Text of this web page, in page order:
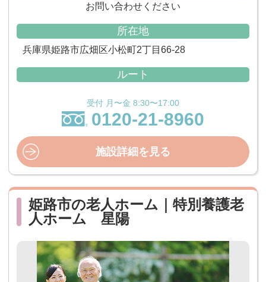
お問い合わせください
所在地
兵庫県姫路市広畑区小松町2丁目66-28
ルート
受付 月〜金 8:30〜17:00
0120-21-8960
施設詳細を見る
姫路市の老人ホーム｜特別養護老
人ホーム 星陽